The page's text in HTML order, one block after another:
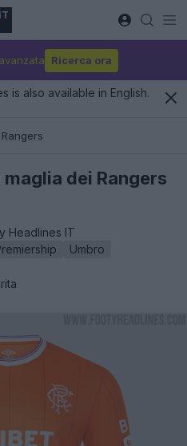
IT
Ricerca ora
is also available in English.
Rangers
dei Rangers
Headlines IT
Umbro